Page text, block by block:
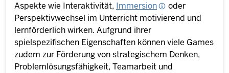
Aspekte wie Interaktivität, Immersion
oder
Perspektivwechsel im Unterricht motivierend und
lernförderlich wirken. Aufgrund ihrer
spielspezifischen Eigenschaften können viele Games
zudem zur Förderung von strategischem Denken,
Problemlösungsfähigkeit, Teamarbeit und